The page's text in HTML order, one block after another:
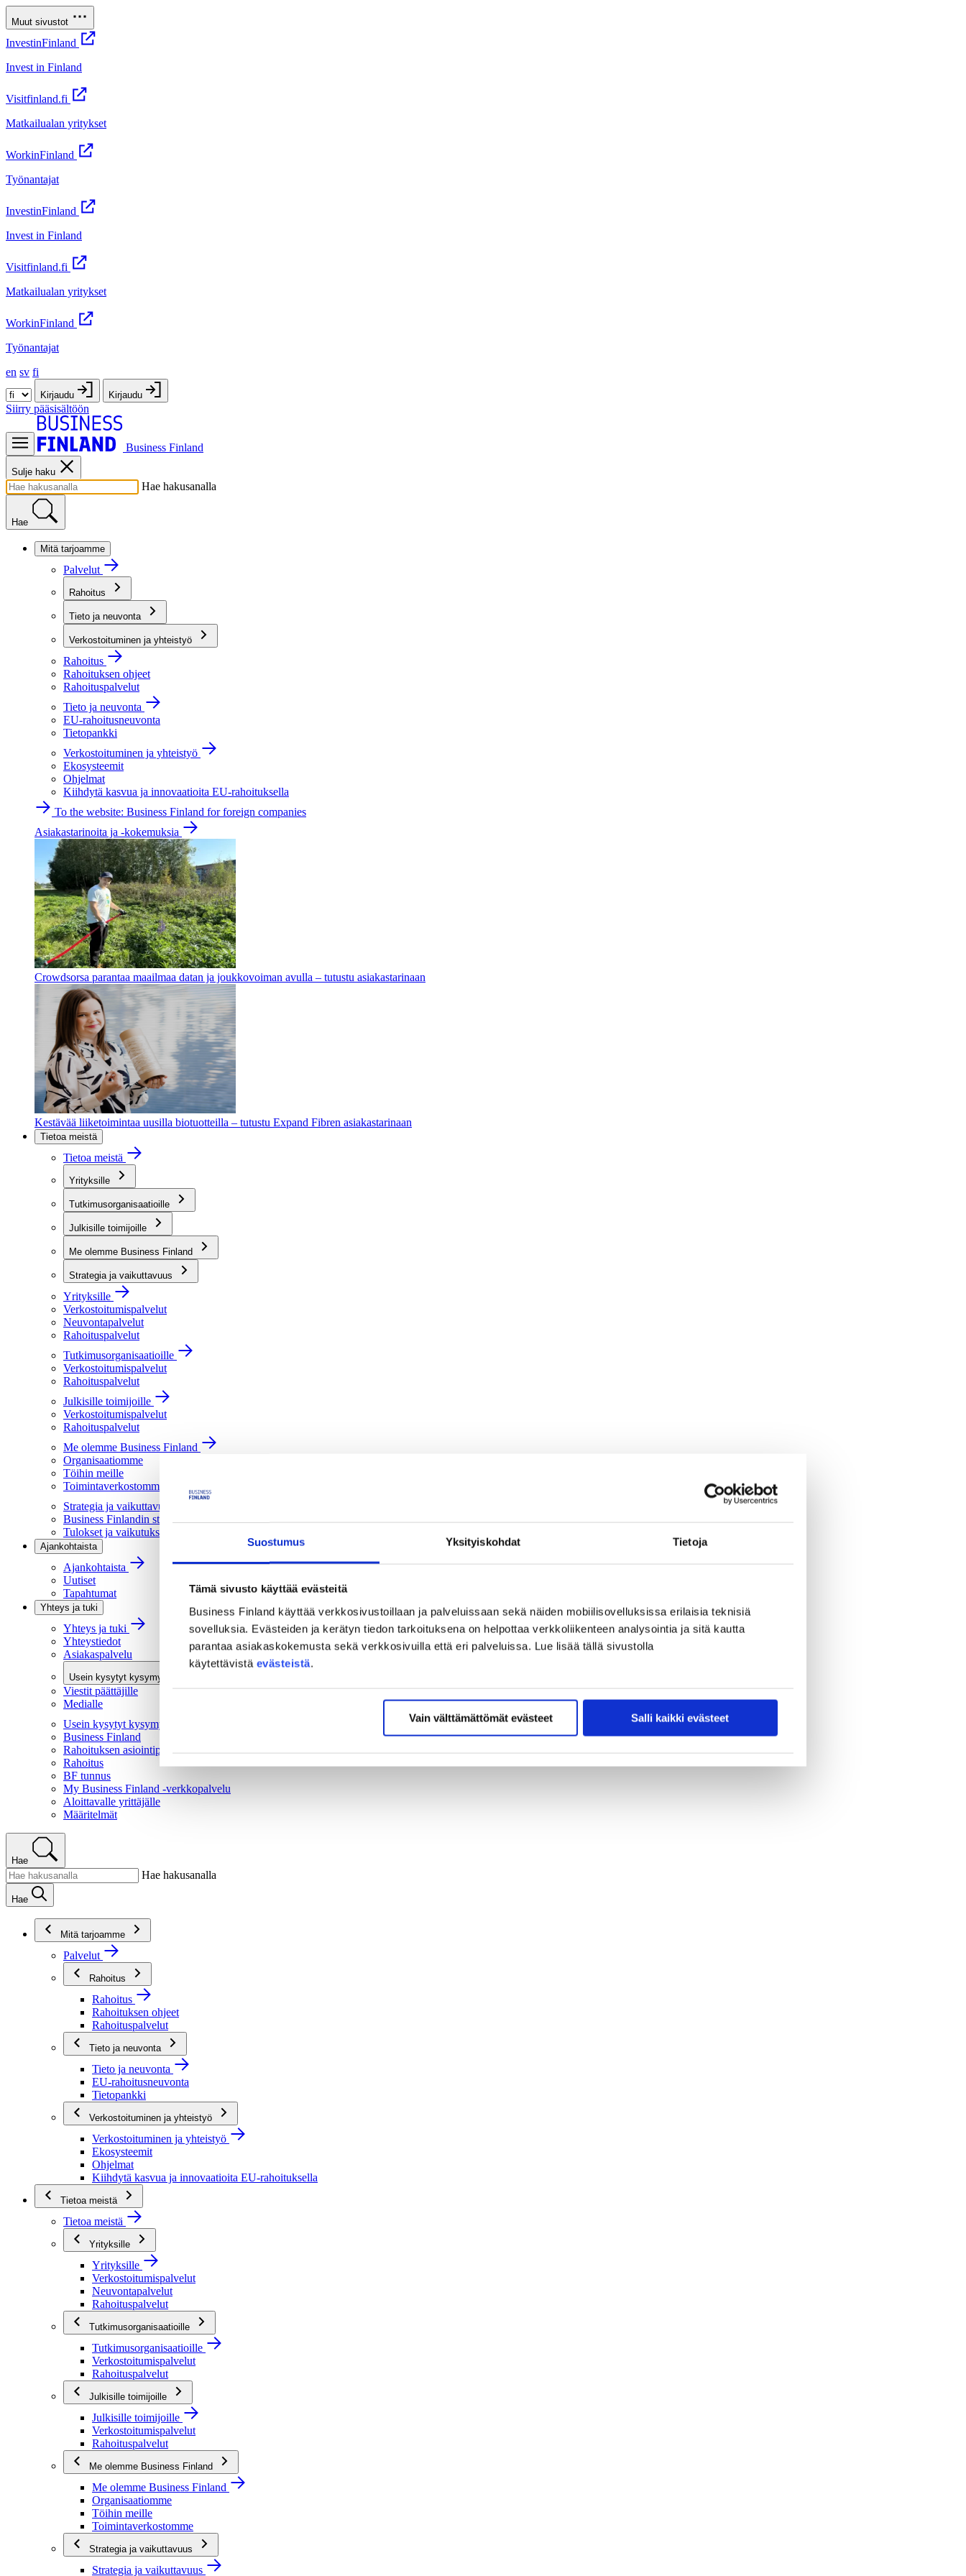
Suostumus Yksityiskohdat Tietoja
Tämä sivusto käyttää evästeitä
Business Finland käyttää verkkosivustoillaan ja palveluissaan sekä näiden mobiilisovelluksissa erilaisia teknisiä
sovelluksia. Evästeiden ja kerätyn tiedon tarkoituksena on helpottaa verkkoliikenteen analysointia ja sitä kautta
parantaa asiakaskokemusta sekä verkkosivuilla että eri palveluissa. Lue lisää tällä sivustolla
käytettävistä evästeistä.
Vain välttämättömät evästeet Salli kaikki evästeet
Muut sivustot
InvestinFinland
Invest in Finland
Visitfinland.fi
Matkailualan yritykset
WorkinFinland
Työnantajat
InvestinFinland
Invest in Finland
Visitfinland.fi
Matkailualan yritykset
WorkinFinland
Työnantajat
en sv fi
Kirjaudu Kirjaudu
Siirry pääsisältöön
Business Finland
Sulje haku
Hae hakusanalla
Hae
Mitä tarjoamme
Palvelut
Rahoitus
Tieto ja neuvonta
Verkostoituminen ja yhteistyö
Rahoitus
Rahoituksen ohjeet
Rahoituspalvelut
Tieto ja neuvonta
EU-rahoitusneuvonta
Tietopankki
Verkostoituminen ja yhteistyö
Ekosysteemit
Ohjelmat
Kiihdytä kasvua ja innovaatioita EU-rahoituksella
To the website: Business Finland for foreign companies
Asiakastarinoita ja -kokemuksia
Crowdsorsa parantaa maailmaa datan ja joukkovoiman avulla – tutustu asiakastarinaan
Kestävää liiketoimintaa uusilla biotuotteilla – tutustu Expand Fibren asiakastarinaan
Tietoa meistä
Tietoa meistä
Yrityksille
Tutkimusorganisaatioille
Julkisille toimijoille
Me olemme Business Finland
Strategia ja vaikuttavuus
Yrityksille
Verkostoitumispalvelut
Neuvontapalvelut
Rahoituspalvelut
Tutkimusorganisaatioille
Verkostoitumispalvelut
Rahoituspalvelut
Julkisille toimijoille
Verkostoitumispalvelut
Rahoituspalvelut
Me olemme Business Finland
Organisaatiomme
Töihin meille
Toimintaverkostomme
Strategia ja vaikuttavuus
Business Finlandin strategia 2030
Tulokset ja vaikutukset
Ajankohtaista
Ajankohtaista
Uutiset
Tapahtumat
Yhteys ja tuki
Yhteys ja tuki
Yhteystiedot
Asiakaspalvelu
Usein kysytyt kysymykset
Viestit päättäjille
Medialle
Usein kysytyt kysymykset
Business Finland
Rahoituksen asiointipalvelu
Rahoitus
BF tunnus
My Business Finland -verkkopalvelu
Aloittavalle yrittäjälle
Määritelmät
Hae
Hae hakusanalla
Hae
Mitä tarjoamme
Palvelut
Rahoitus
Rahoitus
Rahoituksen ohjeet
Rahoituspalvelut
Tieto ja neuvonta
Tieto ja neuvonta
EU-rahoitusneuvonta
Tietopankki
Verkostoituminen ja yhteistyö
Verkostoituminen ja yhteistyö
Ekosysteemit
Ohjelmat
Kiihdytä kasvua ja innovaatioita EU-rahoituksella
Tietoa meistä
Tietoa meistä
Yrityksille
Yrityksille
Verkostoitumispalvelut
Neuvontapalvelut
Rahoituspalvelut
Tutkimusorganisaatioille
Tutkimusorganisaatioille
Verkostoitumispalvelut
Rahoituspalvelut
Julkisille toimijoille
Julkisille toimijoille
Verkostoitumispalvelut
Rahoituspalvelut
Me olemme Business Finland
Me olemme Business Finland
Organisaatiomme
Töihin meille
Toimintaverkostomme
Strategia ja vaikuttavuus
Strategia ja vaikuttavuus